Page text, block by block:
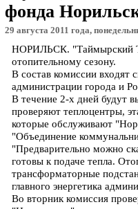
фонда
29 августа 2011 года,
НОРИЛЬСК. "Таймырский
отопительному сезону.
В состав комиссии входят
администрации города и
В течение 2-х дней будут
проверяют теплоцентры,
которые обслуживают
"Объединение
"Предварительно можно
готовы к подаче тепла.
трансформаторные
главного энергетика
Во вторник комиссия